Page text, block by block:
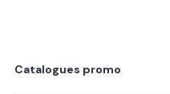
Catalogues promo